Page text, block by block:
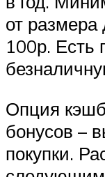
от
100р. Есть
Опция
бонусов –
покупки.